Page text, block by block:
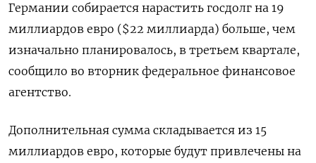
Германии собирается нарастить госдолг на 19
миллиардов евро ($22 миллиарда) больше, чем
изначально планировалось, в третьем квартале,
сообщило во вторник федеральное финансовое
агентство.
Дополнительная сумма складывается из 15
миллиардов евро, которые будут привлечены на